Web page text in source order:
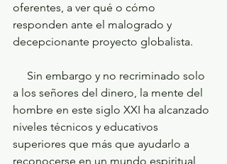
oferentes, a ver qué o cómo
responden ante el malogrado y
decepcionante proyecto globalista.
a los señores del dinero, la mente del
hombre en este siglo XXI ha alcanzado
niveles técnicos y educativos
superiores que más que ayudarlo a
reconocerse en un mundo espiritual